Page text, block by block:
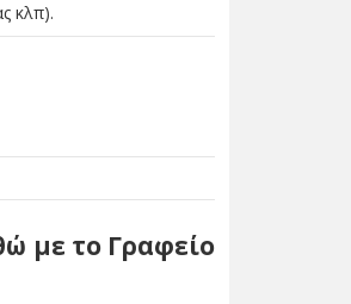
κλπ).
με το Γραφείο